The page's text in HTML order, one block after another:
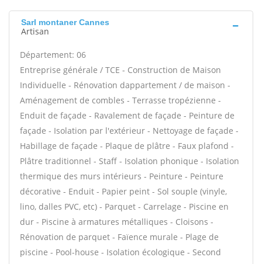
Sarl montaner Cannes
Artisan
Département: 06
Entreprise générale / TCE - Construction de Maison
Individuelle - Rénovation dappartement / de maison -
Aménagement de combles - Terrasse tropézienne -
Enduit de façade - Ravalement de façade - Peinture de
façade - Isolation par l'extérieur - Nettoyage de façade -
Habillage de façade - Plaque de plâtre - Faux plafond -
Plâtre traditionnel - Staff - Isolation phonique - Isolation
thermique des murs intérieurs - Peinture - Peinture
décorative - Enduit - Papier peint - Sol souple (vinyle,
lino, dalles PVC, etc) - Parquet - Carrelage - Piscine en
dur - Piscine à armatures métalliques - Cloisons -
Rénovation de parquet - Faïence murale - Plage de
piscine - Pool-house - Isolation écologique - Second